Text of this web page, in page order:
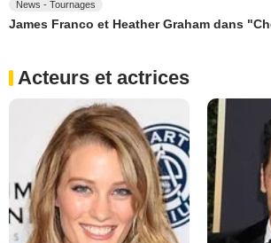
News - Tournages
James Franco et Heather Graham dans
Acteurs et actrices